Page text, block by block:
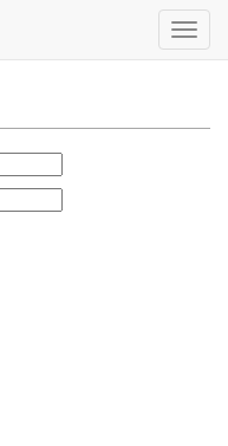
Toggle